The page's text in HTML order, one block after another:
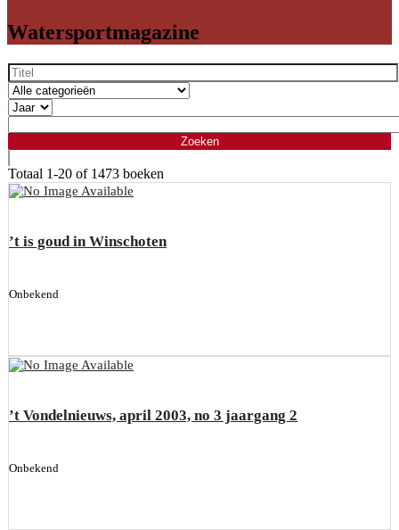
Watersportmagazine
Totaal 1-20 of 1473 boeken
’t is goud in Winschoten
Onbekend
’t Vondelnieuws, april 2003, no 3 jaargang 2
Onbekend